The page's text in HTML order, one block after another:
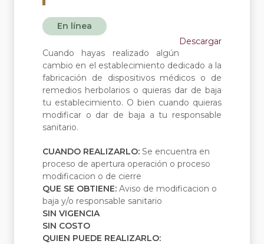
En línea
Descargar
Cuando hayas realizado algún
cambio en el establecimiento dedicado a la
fabricación de dispositivos médicos o de
remedios herbolarios o quieras dar de baja
tu establecimiento. O bien cuando quieras
modificar o dar de baja a tu responsable
sanitario.
CUANDO REALIZARLO: Se encuentra en
proceso de apertura operación o proceso
modificacion o de cierre
QUE SE OBTIENE: Aviso de modificacion o
baja y/o responsable sanitario
SIN VIGENCIA
SIN COSTO
QUIEN PUEDE REALIZARLO: